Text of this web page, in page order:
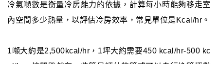
冷氣噸數是衡量冷房能力的依據，計算每小時能夠移走室
內空間多少熱量，以評估冷房效率，常見單位是Kcal/hr。
1噸大約是2,500kcal/hr，1坪大約需要450 kcal/hr-500 kc